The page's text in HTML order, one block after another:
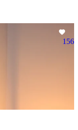
156